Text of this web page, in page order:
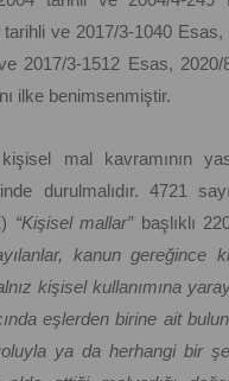
ve 2017/3-1040 Esas,
2017/3-1512 Esas, 2020/
ilke benimsenmiştir.
mal kavramının
durulmalıdır. 4721
“Kişisel mallar”başlıklı
kanun gereğince
kişisel kullanımına
eşlerden birine ait
ya da herhangi bir